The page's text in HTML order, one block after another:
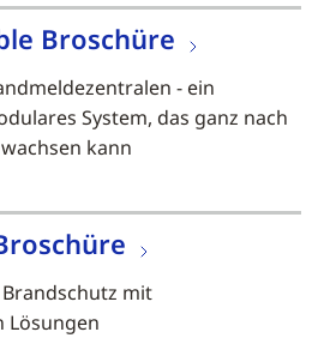
Broschüre
- ein
System, das ganz nach
kann
mit
Lösungen